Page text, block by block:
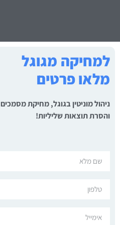
למחיקה מגוגל
מלאו פרטים
ניהול מוניטין בגוגל, מחיקת מסמכים
והסרת תוצאות שליליות!